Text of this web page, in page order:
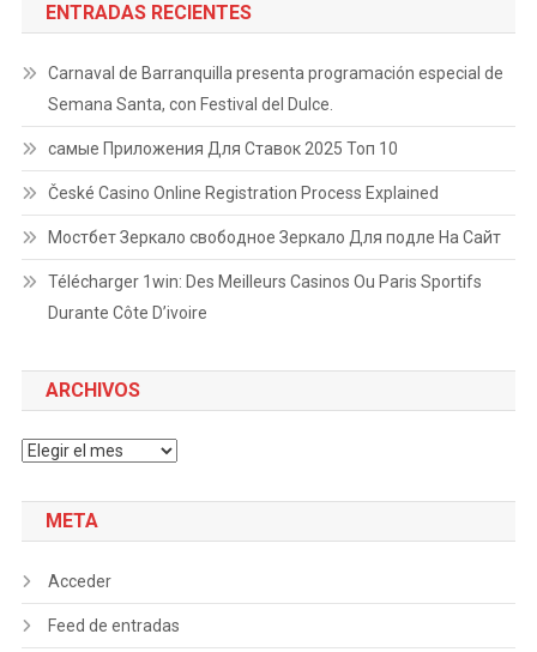
ENTRADAS RECIENTES
Carnaval de Barranquilla presenta programación especial de
Semana Santa, con Festival del Dulce.
самые Приложения Для Ставок 2025 Топ 10
České Casino Online Registration Process Explained
Мостбет Зеркало свободное Зеркало Для подле На Сайт
Télécharger 1win: Des Meilleurs Casinos Ou Paris Sportifs
Durante Côte D’ivoire
ARCHIVOS
Archivos
META
Acceder
Feed de entradas